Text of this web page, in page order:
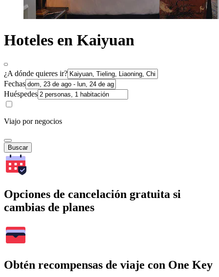
Hoteles en Kaiyuan
¿A dónde quieres ir?
Fechas
Huéspedes
Viajo por negocios
Buscar
Opciones de cancelación gratuita si
cambias de planes
Obtén recompensas de viaje con One Key